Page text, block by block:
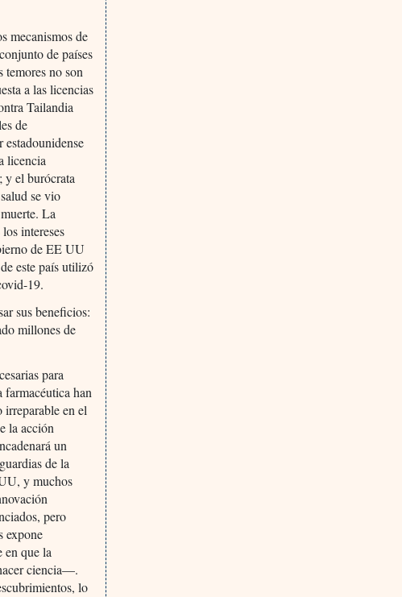
mecanismos de
de países
temores no son
a las licencias
Tailandia
de
estadounidense
licencia
y el burócrata
se vio
La
intereses
de EE UU
este país utilizó
19.
sus beneficios:
millones de
para
farmacéutica han
irreparable en el
la acción
un
de la
y muchos
pero
expone
en que la
ciencia—.
lo